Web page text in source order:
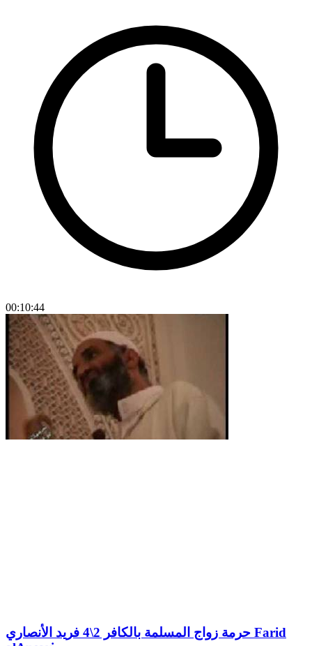
00:10:44
حرمة زواج المسلمة بالكافر 2\4 فريد الأنصاري Farid